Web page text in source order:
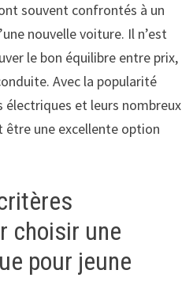
souvent confrontés à un
nouvelle voiture. Il n’est
le bon équilibre entre prix,
Avec la popularité
et leurs nombreux
être une excellente option
choisir une
pour jeune